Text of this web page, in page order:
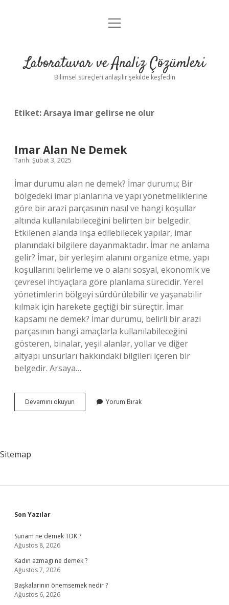
Anasayfa
Yasal Uyarı
menüyü
Laboratuvar ve Analiz Çözümleri
Bilimsel süreçleri anlaşılır şekilde keşfedin
Etiket:Arsaya imar gelirse ne olur
Imar Alan Ne Demek
Tarih: Şubat 3, 2025
İmar durumu alan ne demek? İmar durumu; Bir
bölgedeki imar planlarına ve yapı yönetmeliklerine
göre bir arazi parçasının nasıl ve hangi koşullar
altında kullanılabileceğini belirten bir belgedir.
Etkilenen alanda inşa edilebilecek yapılar, imar
planındaki bilgilere dayanmaktadır. İmar ne anlama
gelir? İmar, bir yerleşim alanını organize etme, yapı
koşullarını belirleme ve o alanı sosyal, ekonomik ve
çevresel ihtiyaçlara göre planlama sürecidir. Yerel
yönetimlerin bölgeyi sürdürülebilir ve yaşanabilir
kılmak için harekete geçtiği bir süreçtir. İmar
kapsamı ne demek? İmar durumu, belirli bir arazi
parçasının hangi amaçlarla kullanılabileceğini
gösteren, binalar, yeşil alanlar, yollar ve diğer
altyapı unsurları hakkındaki bilgileri içeren bir
belgedir. Arsaya…
Devamını okuyun
Alan
Yorum Bırak
Sitemap
Sidebar
Son Yazılar
Sunam ne demek TDK ?
Ağustos 8, 2026
Kadın azmagı ne demek ?
Ağustos 7, 2026
Başkalarının önemsemek nedir ?
Ağustos 6, 2026